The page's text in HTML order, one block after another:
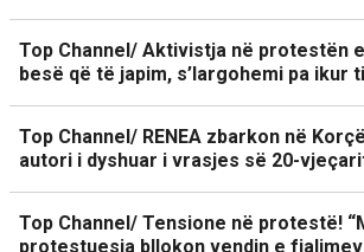
Top Channel/ Aktivistja në protestën
besë që të japim, s’largohemi pa ikur ti
Top Channel/ RENEA zbarkon në
autori i dyshuar i vrasjes së 20-
Top Channel/ Tensione në protestë!
protestuesja bllokon vendin e